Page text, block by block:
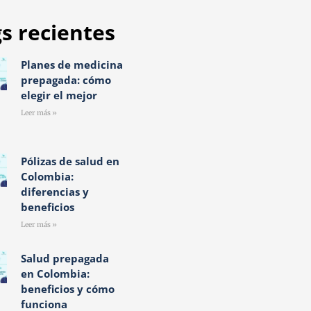
recientes
Planes de medicina
prepagada: cómo
elegir el mejor
Leer más »
Pólizas de salud en
Colombia:
diferencias y
beneficios
Leer más »
Salud prepagada
en Colombia:
beneficios y cómo
funciona